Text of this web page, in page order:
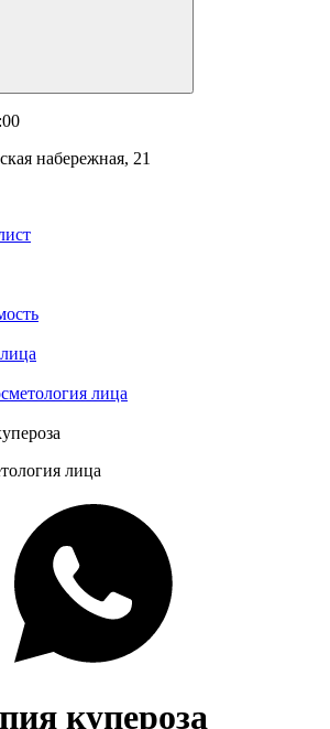
набережная, 21
лица
купероза